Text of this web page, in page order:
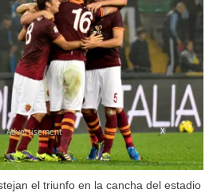
el triunfo en la cancha del estadio
X